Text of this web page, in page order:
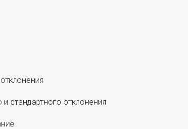
стандартного отклонения